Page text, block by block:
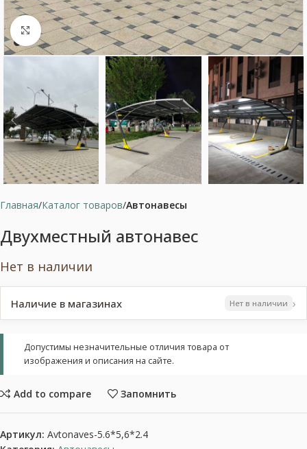
Нажмите, чтобы увеличить
Главная Каталог товаров Автонавесы
Двухместный автонавес
Нет в наличии
Наличие в магазинах Нет в наличии ›
Допустимы незначительные отличия товара от
изображения и описания на сайте.
Add to compare Запомнить
Артикул: Avtonaves-5.6*5,6*2.4